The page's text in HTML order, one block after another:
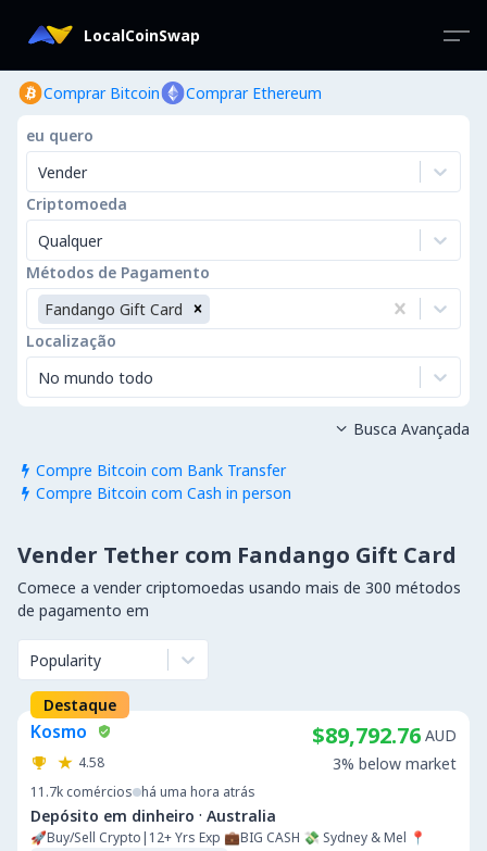
LocalCoinSwap
Comprar Bitcoin Comprar Ethereum
eu quero
Vender
Criptomoeda
Qualquer
Métodos de Pagamento
Fandango Gift Card
Localização
No mundo todo
 Compre Bitcoin com Bank Transfer
 Compre Bitcoin com Cash in person
 Busca Avançada
Vender Tether com Fandango Gift Card
Comece a vender criptomoedas usando mais de 300 métodos
de pagamento em
Popularity
Destaque
Kosmo
4.58
11.7k comércios há uma hora atrás
Depósito em dinheiro · Australia
🚀Buy/Sell Crypto|12+ Yrs Exp 💼BIG CASH 💸 Sydney & Mel 📍
$89,792.76 AUD
3% below market